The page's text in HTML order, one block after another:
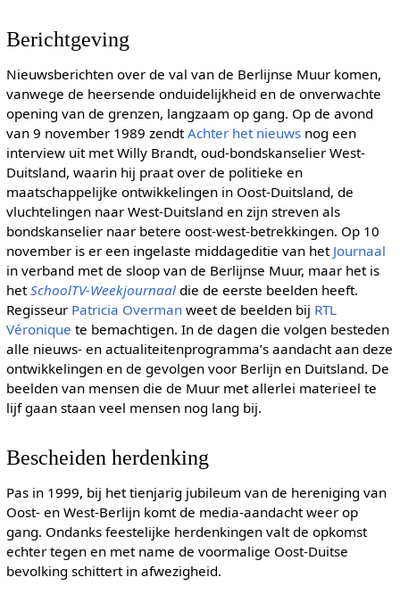
Berichtgeving
Nieuwsberichten over de val van de Berlijnse Muur komen,
vanwege de heersende onduidelijkheid en de onverwachte
opening van de grenzen, langzaam op gang. Op de avond
van 9 november 1989 zendtAchter het nieuwsnog een
interview uit met Willy Brandt, oud-bondskanselier West-
Duitsland, waarin hij praat over de politieke en
maatschappelijke ontwikkelingen in Oost-Duitsland, de
vluchtelingen naar West-Duitsland en zijn streven als
bondskanselier naar betere oost-west-betrekkingen. Op 10
november is er een ingelaste middageditie van het Journaal
in verband met de sloop van de Berlijnse Muur, maar het is
hetSchoolTV-Weekjournaaldie de eerste beelden heeft.
Regisseur Patricia Overmanweet de beelden bij RTL
Véronique te bemachtigen. In de dagen die volgen besteden
alle nieuws- en actualiteitenprogramma’s aandacht aan deze
ontwikkelingen en de gevolgen voor Berlijn en Duitsland. De
beelden van mensen die de Muur met allerlei materieel te
lijf gaan staan veel mensen nog lang bij.
Bescheiden herdenking
Pas in 1999, bij het tienjarig jubileum van de hereniging van
Oost- en West-Berlijn komt de media-aandacht weer op
gang. Ondanks feestelijke herdenkingen valt de opkomst
echter tegen en met name de voormalige Oost-Duitse
bevolking schittert in afwezigheid.